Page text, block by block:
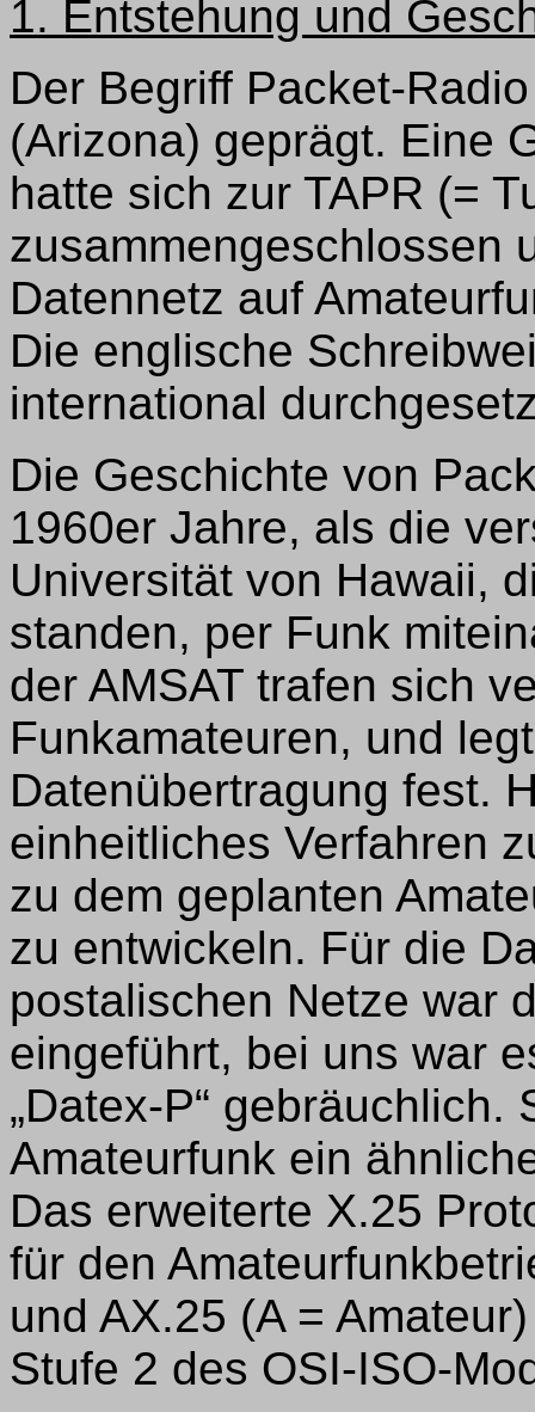
1. Entstehung und
Der Begriff Packet-
(Arizona) geprägt. Eine
hatte sich zur TAPR (=
zusammengeschlossen
Datennetz auf
Die englische
international
Die Geschichte von
1960er Jahre, als die
Universität von Hawaii,
standen, per Funk
der AMSAT trafen sich
Funkamateuren, und
Datenübertragung fest.
einheitliches Verfahren
zu dem geplanten
zu entwickeln. Für die
postalischen Netze war
eingeführt, bei uns war
„Datex-P“
Amateurfunk ein
Das erweiterte X.25
für den
und AX.25 (A =
Stufe 2 des OSI-ISO-